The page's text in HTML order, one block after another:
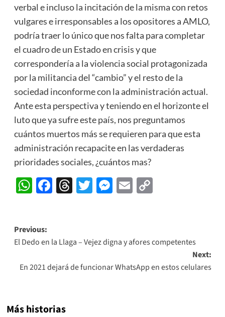
verbal e incluso la incitación de la misma con retos
vulgares e irresponsables a los opositores a AMLO,
podría traer lo único que nos falta para completar
el cuadro de un Estado en crisis y que
correspondería a la violencia social protagonizada
por la militancia del “cambio” y el resto de la
sociedad inconforme con la administración actual.
Ante esta perspectiva y teniendo en el horizonte el
luto que ya sufre este país, nos preguntamos
cuántos muertos más se requieren para que esta
administración recapacite en las verdaderas
prioridades sociales, ¿cuántos mas?
WhatsApp
Facebook
Threads
Twitter
Messenger
EmailCopy
Post
navigation
Previous:
El Dedo en la Llaga – Vejez digna y afores competentes
Next:
En 2021 dejará de funcionar WhatsApp en estos celulares
Más historias